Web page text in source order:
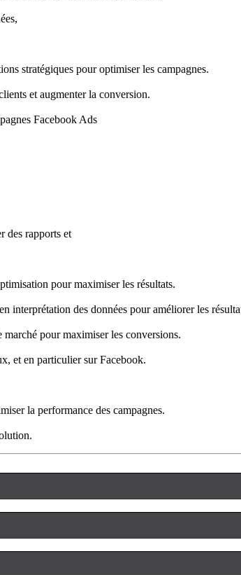
stratégiques pour optimiser les campagnes.
et augmenter la conversion.
Facebook Ads
des rapports et
pour maximiser les résultats.
interprétation des données pour améliorer les
marché pour maximiser les conversions.
et en particulier sur Facebook.
la performance des campagnes.